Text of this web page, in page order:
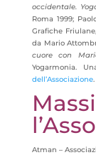
occidentale.
Roma 1999;
Grafiche
da Mario
cuore con
Yogarmonia.
dell’Associazione.
Atman –